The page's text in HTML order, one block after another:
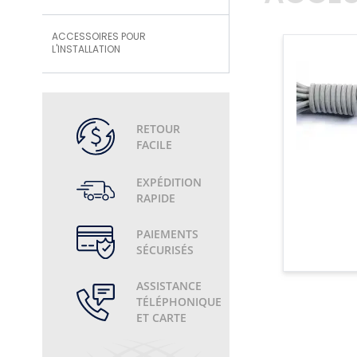
ACCESSOIRES POUR
L'INSTALLATION
RETOUR
FACILE
EXPÉDITION
RAPIDE
PAIEMENTS
SÉCURISÉS
ASSISTANCE
TÉLÉPHONIQUE
ET CARTE